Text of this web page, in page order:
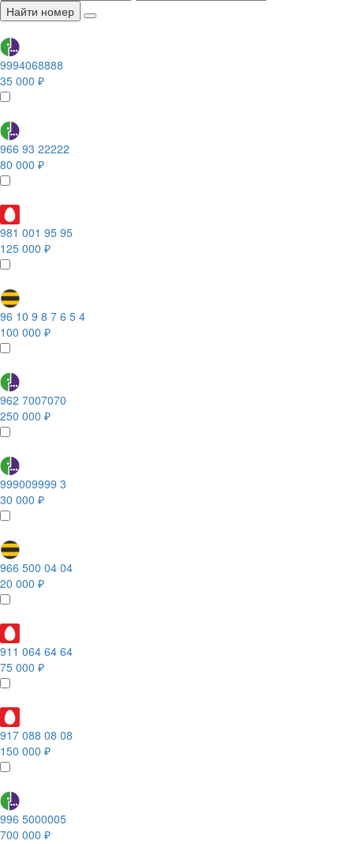
Найти номер
9994068888
35 000 ₽
966 93 22222
80 000 ₽
981 001 95 95
125 000 ₽
96 10 9 8 7 6 5 4
100 000 ₽
962 7007070
250 000 ₽
999009999 3
30 000 ₽
966 500 04 04
20 000 ₽
911 064 64 64
75 000 ₽
917 088 08 08
150 000 ₽
996 5000005
700 000 ₽